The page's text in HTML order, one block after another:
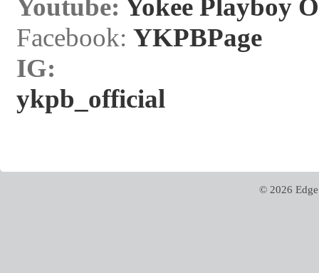
Youtube: Yokee Playboy
Facebook: YKPBPage
ykpb _official
© 2026